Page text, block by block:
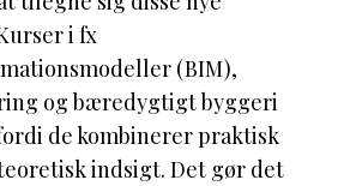
i fx
(BIM),
og bæredygtigt byggeri
de kombinerer praktisk
indsigt. Det gør det